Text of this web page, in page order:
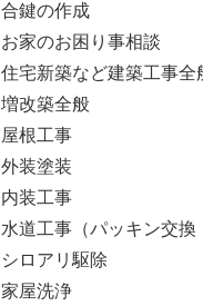
合鍵の作成
お家のお困り事相談
住宅新築など建築工事全
増改築全般
屋根工事
外装塗装
内装工事
水道工事（パッキン交換
シロアリ駆除
家屋洗浄